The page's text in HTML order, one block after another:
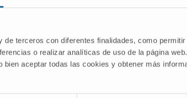
de terceros con diferentes finalidades, como
o realizar analíticas de uso de la página
aceptar todas las cookies y obtener más
du
être
Notre Unité de
situation et, en
clinique même